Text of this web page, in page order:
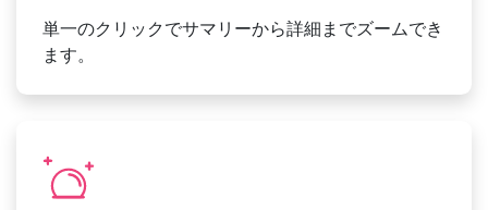
単一のクリックでサマリーから詳細までズームでき
ます。